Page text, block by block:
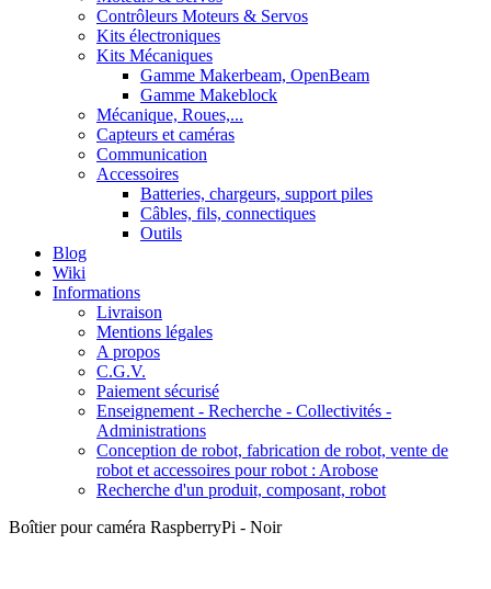
Contrôleurs Moteurs & Servos
Kits électroniques
Kits Mécaniques
Gamme Makerbeam, OpenBeam
Gamme Makeblock
Mécanique, Roues,...
Capteurs et caméras
Communication
Accessoires
Batteries, chargeurs, support piles
Câbles, fils, connectiques
Outils
Blog
Wiki
Informations
Livraison
Mentions légales
A propos
C.G.V.
Paiement sécurisé
Enseignement - Recherche - Collectivités -
Administrations
Conception de robot, fabrication de robot, vente de
robot et accessoires pour robot : Arobose
Recherche d'un produit, composant, robot
Boîtier pour caméra RaspberryPi - Noir